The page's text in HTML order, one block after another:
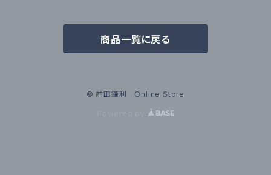
商品一覧に戻る
© 前田鎌利 Online Store